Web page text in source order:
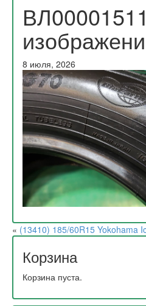
8 июля, 2026
« (13410) 185/60R15 Yokohama
Корзина
Корзина пуста.